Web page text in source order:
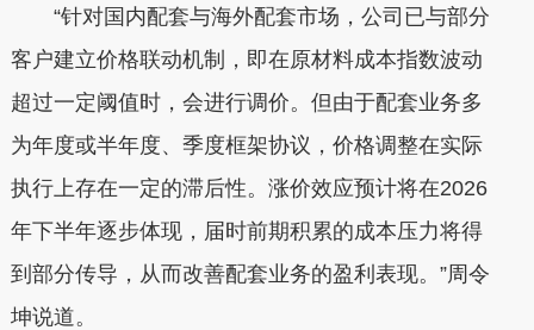
“针对国内配套与海外配套市场，公司已与部分
客户建立价格联动机制，即在原材料成本指数波动
超过一定阈值时，会进行调价。但由于配套业务多
为年度或半年度、季度框架协议，价格调整在实际
执行上存在一定的滞后性。涨价效应预计将在2026
年下半年逐步体现，届时前期积累的成本压力将得
到部分传导，从而改善配套业务的盈利表现。”周令
坤说道。